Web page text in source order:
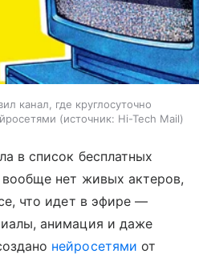
канал, где круглосуточно
источник: Hi-Tech Mail
в список бесплатных
вообще нет живых актеров,
что идет в эфире —
анимация и даже
нейросетями от